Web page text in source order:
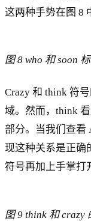
这两种手势在图 8
图 8 who 和 soon
Crazy 和 think 符
域。然而，think
部分。当我们查看
现这种关系是正确
符号再加上手掌打
图 9 think 和 crazy